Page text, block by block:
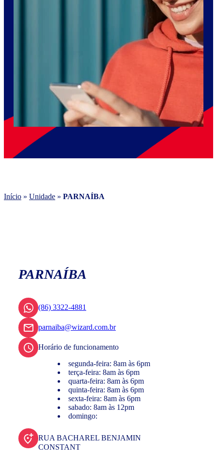
Início » Unidade » PARNAÍBA
PARNAÍBA
(86) 3322-4881
parnaiba@wizard.com.br
Horário de funcionamento
segunda-feira: 8am às 6pm
terça-feira: 8am às 6pm
quarta-feira: 8am às 6pm
quinta-feira: 8am às 6pm
sexta-feira: 8am às 6pm
sabado: 8am às 12pm
domingo:
RUA BACHAREL BENJAMIN
CONSTANT